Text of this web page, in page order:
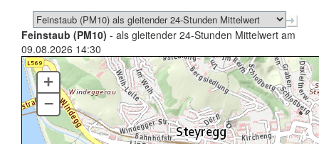
Feinstaub (PM10) - als gleitender 24-Stunden Mittelwert am
09.08.2026 14:30
+
–